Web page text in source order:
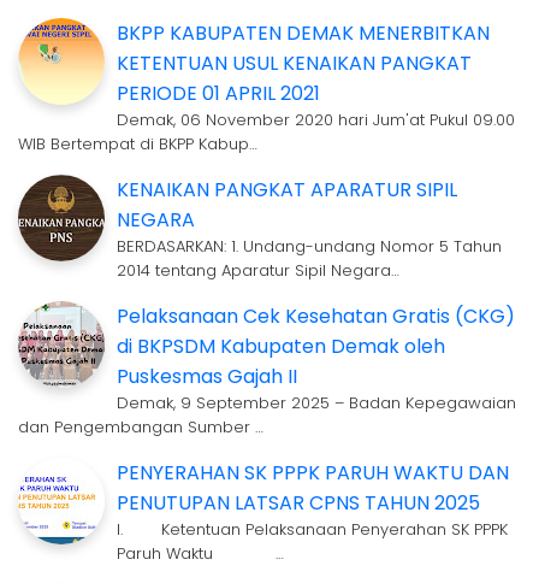
BKPP KABUPATEN DEMAK MENERBITKAN
KETENTUAN USUL KENAIKAN PANGKAT
PERIODE 01 APRIL 2021
Demak, 06 November 2020 hari Jum'at Pukul 09.00
WIB Bertempat di BKPP Kabup…
KENAIKAN PANGKAT APARATUR SIPIL
NEGARA
BERDASARKAN: 1. Undang-undang Nomor 5 Tahun
2014 tentang Aparatur Sipil Negara…
Pelaksanaan Cek Kesehatan Gratis (CKG)
di BKPSDM Kabupaten Demak oleh
Puskesmas Gajah II
Demak, 9 September 2025 – Badan Kepegawaian
dan Pengembangan Sumber …
PENYERAHAN SK PPPK PARUH WAKTU DAN
PENUTUPAN LATSAR CPNS TAHUN 2025
I. Ketentuan Pelaksanaan Penyerahan SK PPPK
Paruh Waktu …